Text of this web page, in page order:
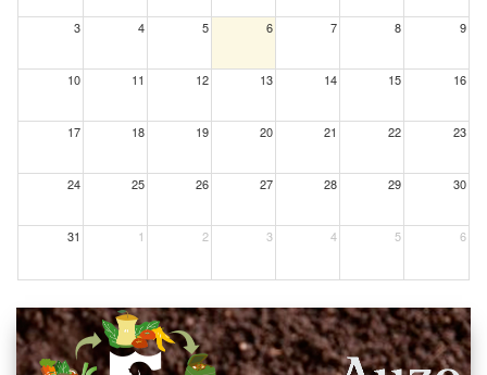
3 4 5 6 7 8 9
10 11 12 13 14 15 16
17 18 19 20 21 22 23
24 25 26 27 28 29 30
31 1 2 3 4 5 6